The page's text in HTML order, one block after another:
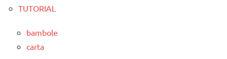
TUTORIAL
bambole
carta